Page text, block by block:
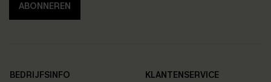
ABONNEREN
BEDRIJFSINFO
KLANTENSERVICE